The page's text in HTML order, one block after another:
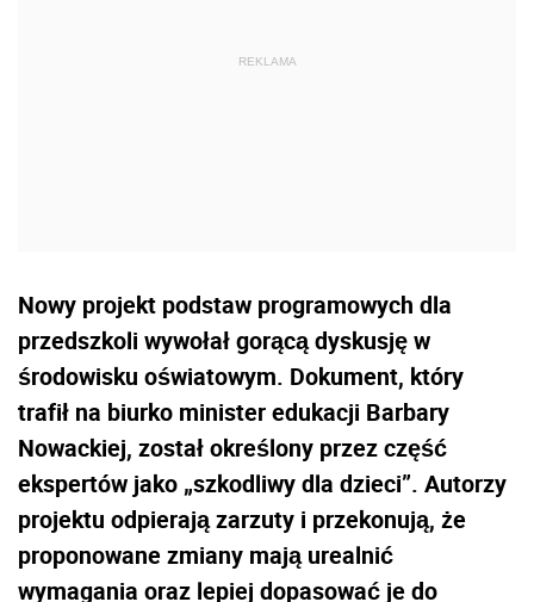
Nowy projekt podstaw programowych dla
przedszkoli wywołał gorącą dyskusję w
środowisku oświatowym. Dokument, który
trafił na biurko minister edukacji Barbary
Nowackiej, został określony przez część
ekspertów jako „szkodliwy dla dzieci”. Autorzy
projektu odpierają zarzuty i przekonują, że
proponowane zmiany mają urealnić
wymagania oraz lepiej dopasować je do